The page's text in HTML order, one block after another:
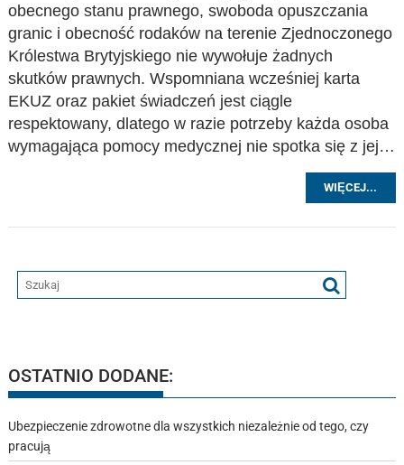
obecnego stanu prawnego, swoboda opuszczania
granic i obecność rodaków na terenie Zjednoczonego
Królestwa Brytyjskiego nie wywołuje żadnych
skutków prawnych. Wspomniana wcześniej karta
EKUZ oraz pakiet świadczeń jest ciągle
respektowany, dlatego w razie potrzeby każda osoba
wymagająca pomocy medycznej nie spotka się z jej…
WIĘCEJ...
OSTATNIO DODANE:
Ubezpieczenie zdrowotne dla wszystkich niezależnie od tego, czy
pracują